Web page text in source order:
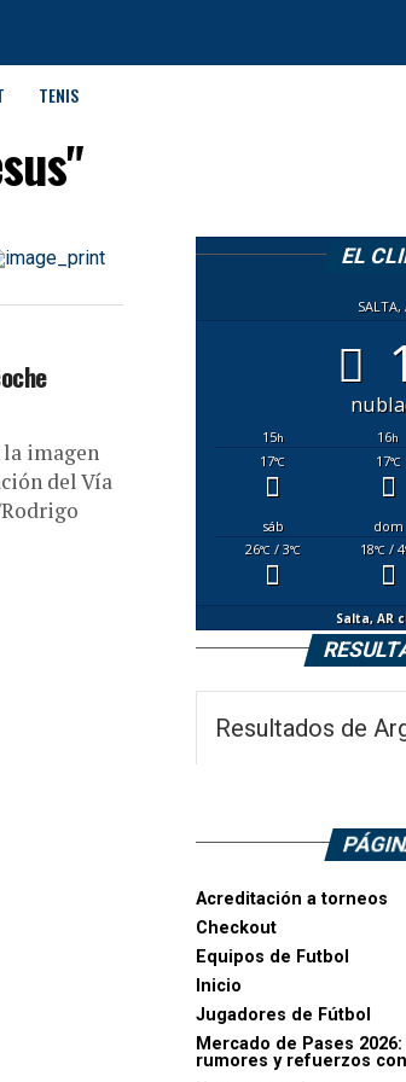
TENIS
imagen
del Vía
EL
SALTA,
15h 16h
17°C 17°C
sáb dom
26°C/ 3°C 18°C / 4
Salta, AR
Resultados de
Acreditación a torneos
Checkout
Equipos de Futbol
Inicio
Jugadores de Fútbol
Mercado de Pases
rumores y refuerzos